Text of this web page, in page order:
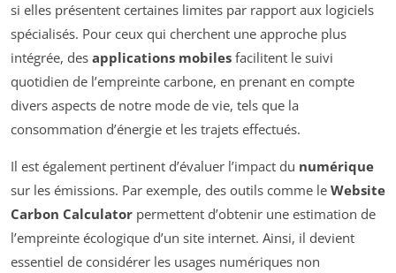
si elles présentent certaines limites par rapport aux logiciels
spécialisés. Pour ceux qui cherchent une approche plus
intégrée, des applications mobiles facilitent le suivi
quotidien de l’empreinte carbone, en prenant en compte
divers aspects de notre mode de vie, tels que la
consommation d’énergie et les trajets effectués.
Il est également pertinent d’évaluer l’impact du numérique
sur les émissions. Par exemple, des outils comme le Website
Carbon Calculator permettent d’obtenir une estimation de
l’empreinte écologique d’un site internet. Ainsi, il devient
essentiel de considérer les usages numériques non